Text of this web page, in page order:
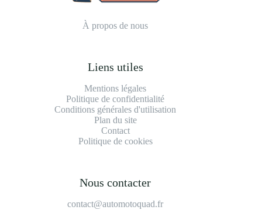
À propos de nous
Liens utiles
Mentions légales
Politique de confidentialité
Conditions générales d'utilisation
Plan du site
Contact
Politique de cookies
Nous contacter
contact@automotoquad.fr